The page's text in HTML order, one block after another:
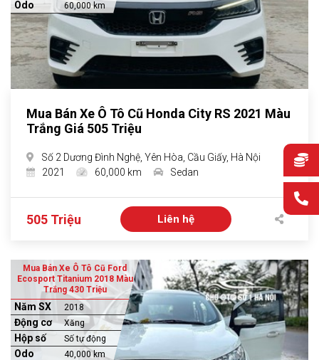
Odo 60,000 km
Mua Bán Xe Ô Tô Cũ Honda City RS 2021 Màu
Trắng Giá 505 Triệu
Số 2 Dương Đình Nghệ, Yên Hòa, Cầu Giấy, Hà Nội
2021
60,000 km Sedan
505 Triệu Liên hệ
Mua Bán Xe Ô Tô Cũ Ford
Ecosport Titanium 2018 Màu
Trắng 430 Triệu
Năm SX 2018
Động cơ Xăng
Hộp số Số tự động
Odo 40,000 km